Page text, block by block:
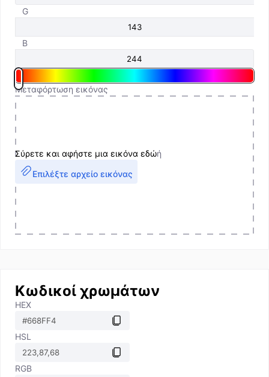
G
B
Μεταφόρτωση εικόνας
Σύρετε και αφήστε μια εικόνα εδώή
Επιλέξτε αρχείο εικόνας
Κωδικοί χρωμάτων
HEX
HSL
RGB